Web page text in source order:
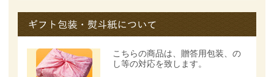
こちらの商品は、 贈答用包装、の
し等の対応を致します。